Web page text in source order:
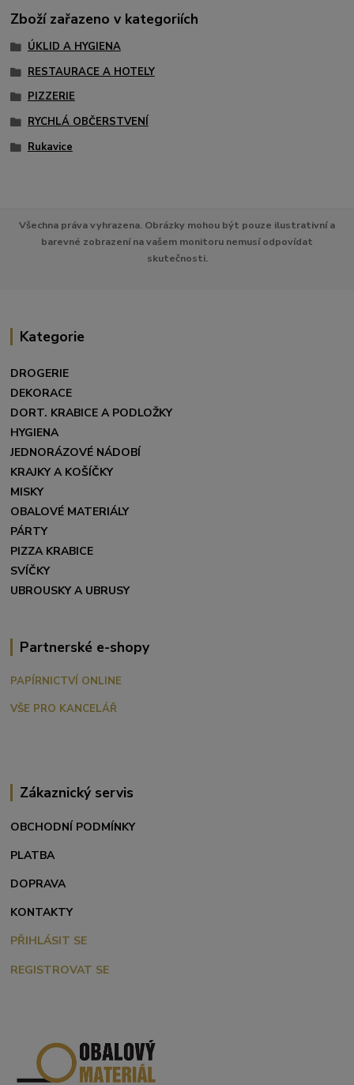
Zboží zařazeno v kategoriích
ÚKLID A HYGIENA
RESTAURACE A HOTELY
PIZZERIE
RYCHLÁ OBČERSTVENÍ
Rukavice
Všechna práva vyhrazena. Obrázky mohou být pouze ilustrativní a
barevné zobrazení na vašem monitoru nemusí odpovídat
skutečnosti.
Kategorie
DROGERIE
DEKORACE
DORT. KRABICE A PODLOŽKY
HYGIENA
JEDNORÁZOVÉ NÁDOBÍ
KRAJKY A KOŠÍČKY
MISKY
OBALOVÉ MATERIÁLY
PÁRTY
PIZZA KRABICE
SVÍČKY
UBROUSKY A UBRUSY
Partnerské e-shopy
PAPÍRNICTVÍ ONLINE
VŠE PRO KANCELÁŘ
Zákaznický servis
OBCHODNÍ PODMÍNKY
PLATBA
DOPRAVA
KONTAKTY
PŘIHLÁSIT SE
REGISTROVAT SE